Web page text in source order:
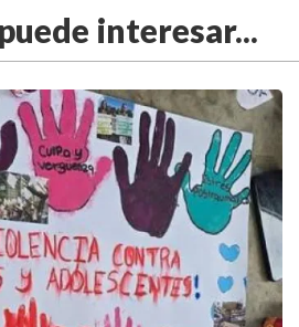
interesar...